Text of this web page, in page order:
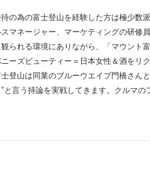
の為の富士登山を経験した方は極少数
スマネージャー、マーケティングの研修
られる環境にありながら、「マウント
ーズビューティー＝日本女性＆酒をリ
登山は同業のブルーウエイブ門橋さん
と言う持論を実戦してきます。クルマ